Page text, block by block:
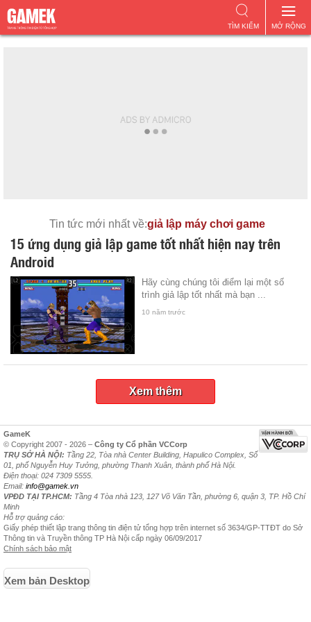
MỞ RỘNG
TÌM KIẾM
Tin tức mới nhất về:giả lập máy chơi game
15 ứng dụng giả lập game tốt nhất hiện nay trên
Android
Hãy cùng chúng tôi điểm lại một số
trình giả lập tốt nhất mà bạn ...
10 năm trước
Xem thêm
GameK
© Copyright 2007 - 2026 – Công ty Cổ phần VCCorp
TRỤ SỞ HÀ NỘI: Tầng 22, Tòa nhà Center Building, Hapulico Complex, Số
01, phố Nguyễn Huy Tưởng, phường Thanh Xuân, thành phố Hà Nội.
Điện thoại: 024 7309 5555.
Email: info@gamek.vn
VPĐD TẠI TP.HCM: Tầng 4 Tòa nhà 123, 127 Võ Văn Tần, phường 6, quận 3, TP. Hồ Chí
Minh
Hỗ trợ quảng cáo:
Giấy phép thiết lập trang thông tin điện tử tổng hợp trên internet số 3634/GP-TTĐT do Sở
Thông tin và Truyền thông TP Hà Nội cấp ngày 06/09/2017
Chính sách bảo mật
Xem bản Desktop